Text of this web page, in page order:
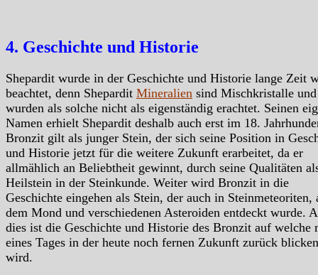
4. Geschichte und Historie
Shepardit wurde in der Geschichte und Historie lange Zeit
beachtet, denn Shepardit Mineralien sind Mischkristalle und
wurden als solche nicht als eigenständig erachtet. Seinen
Namen erhielt Shepardit deshalb auch erst im 18.
Bronzit gilt als junger Stein, der sich seine Position in
und Historie jetzt für die weitere Zukunft erarbeitet, da er
allmählich an Beliebtheit gewinnt, durch seine Qualitäten
Heilstein in der Steinkunde. Weiter wird Bronzit in die
Geschichte eingehen als Stein, der auch in Steinmeteoriten,
dem Mond und verschiedenen Asteroiden entdeckt wurde.
dies ist die Geschichte und Historie des Bronzit auf welche
eines Tages in der heute noch fernen Zukunft zurück blicken
wird.